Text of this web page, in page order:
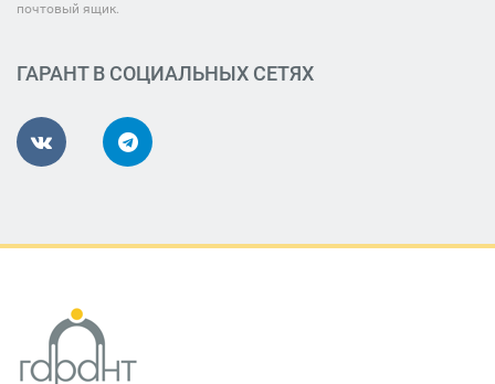
почтовый ящик.
ГАРАНТ В СОЦИАЛЬНЫХ СЕТЯХ